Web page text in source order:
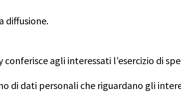
diffusione.
conferisce agli interessati l’esercizio di
di dati personali che riguardano gli